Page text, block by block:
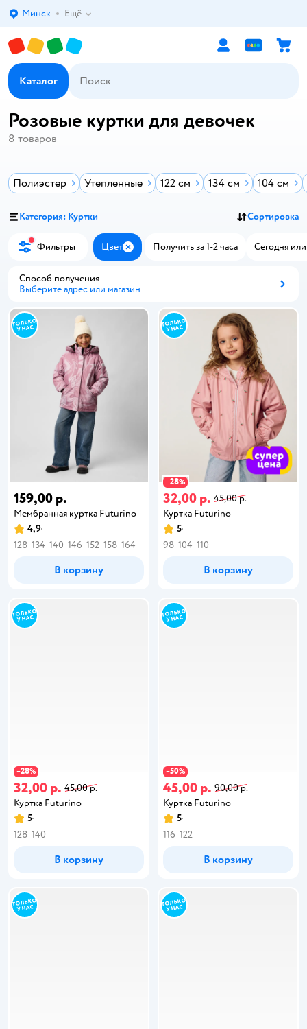
Выбор адреса доставки.
Минск Ещё
Каталог
Розовые куртки для девочек
8 товаров
Полиэстер Утепленные 122 см 134 см 104 см
Категория: Куртки Сортировка
Фильтры Цвет ЗакрытьПолучить за 1-2 часа Сегодня или
Способ получения
Выберите адрес или магазин
159,00 р.
Мембранная куртка Futurino
4,9
128 134 140 146 152 158 164
В корзину
−28%
32,00 р. 45,00 р.
Куртка Futurino
5
98 104 110
В корзину
−28%
32,00 р. 45,00 р.
Куртка Futurino
5
128 140
В корзину
−50%
45,00 р. 90,00 р.
Куртка Futurino
5
116 122
В корзину